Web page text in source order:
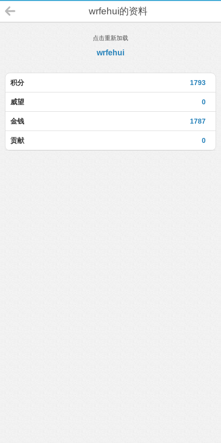
wrfehui的资料
点击重新加载
wrfehui
1793
积分
0
威望
1787
金钱
0
贡献